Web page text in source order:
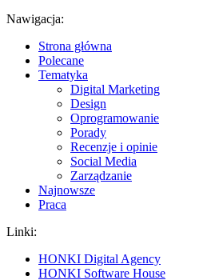
Nawigacja:
Strona główna
Polecane
Tematyka
Digital Marketing
Design
Oprogramowanie
Porady
Recenzje i opinie
Social Media
Zarządzanie
Najnowsze
Praca
Linki:
HONKI Digital Agency
HONKI Software House